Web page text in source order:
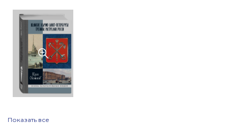
выходящей ныне в серии «Жизнь замечательных людей».
Показать все